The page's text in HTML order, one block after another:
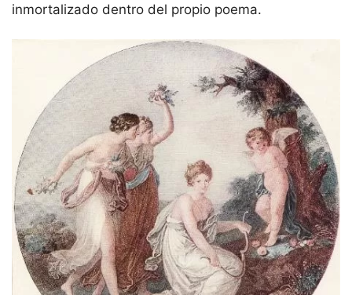
inmortalizado dentro del propio poema.